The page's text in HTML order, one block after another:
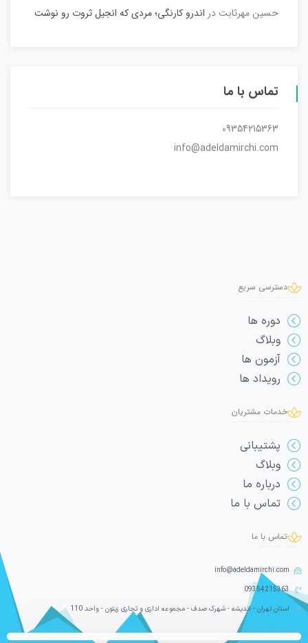
حسین مهرثابتدر اندرو کارنگی؛ مردی که انجیل ثروت رو نوشت
تماس با ما
09354215363
info@adeldamirchi.com
دسترسی سریع
دوره ها
وبلاگ
آزمون ها
رویداد ها
خدمات مشتریان
پشتیبانی
وبلاگ
درباره ما
تماس با ما
تماس با ما
info@adeldamirchi.com
09354215363
استان تهران - اندیشه - شهرک صدف - مجموعه اداری و تجاری زیتون - واحد 110